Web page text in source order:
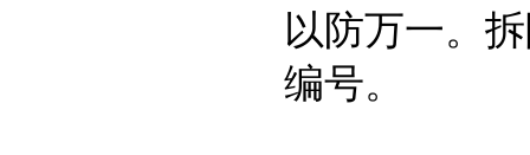
以防万一。
编号。